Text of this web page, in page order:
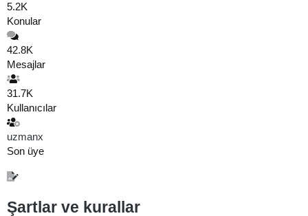
5.2K
Konular
42.8K
Mesajlar
31.7K
Kullanıcılar
uzmanx
Son üye
Şartlar ve kurallar